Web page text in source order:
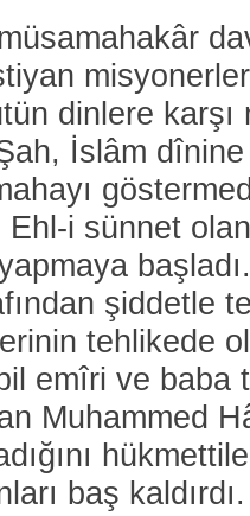
dinlere
İslâm
i sünnet
şiddetle
tehlikede
emîri ve baba
Muhammed
baş